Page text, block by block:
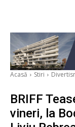
Acasă Stiri
BRIFF
vineri, la